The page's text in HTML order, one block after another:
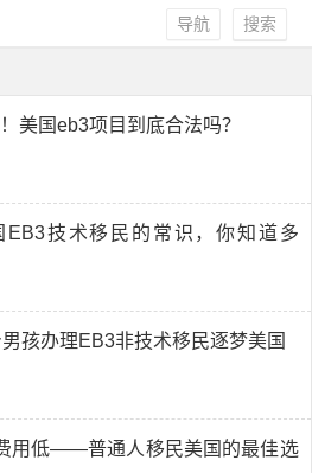
搜索
导航
美国eb3项目到底合法吗？
EB3技术移民的常识，你知道多
孩办理EB3非技术移民逐梦美国
用低——普通人移民美国的最佳选